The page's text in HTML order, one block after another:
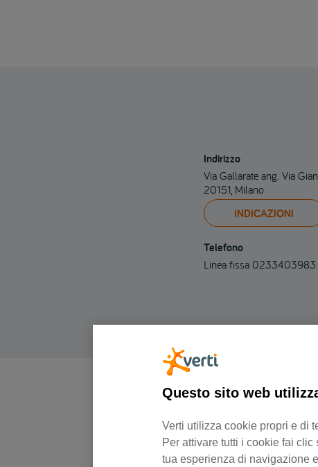
Indirizzo
Via Gallarate ang. Via
20151, Milano
INDICAZIONI
Telefono
Linea fissa 0233403983
Questo sito web
Verti utilizza cookie propri e di
Per attivare tutti i cookie fai
tua esperienza di navigazione